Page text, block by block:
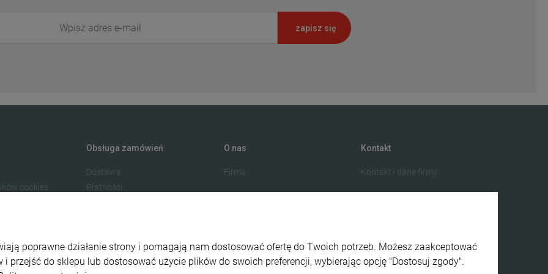
zapisz się
cookies
Obsługa zamówień
Dostawa
Płatności
O nas
Firma
Kontakt
Kontakt i dane firmy
poprawne działanie strony i pomagają nam dostosować ofertę do Twoich potrzeb. Możesz zaakceptować
przejść do sklepu lub dostosować użycie plików do swoich preferencji, wybierając opcję "Dostosuj zgody".